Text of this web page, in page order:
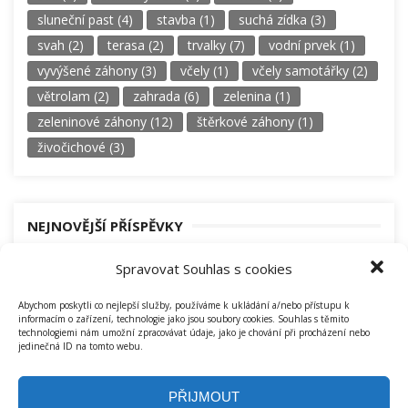
Spravovat Souhlas s cookies
Abychom poskytli co nejlepší služby, používáme k ukládání a/nebo přístupu k
informacím o zařízení, technologie jako jsou soubory cookies. Souhlas s těmito
technologiemi nám umožní zpracovávat údaje, jako je chování při procházení nebo
jedinečná ID na tomto webu.
PŘIJMOUT
sluneční past (4) stavba (1) suchá zídka (3)
svah (2) terasa (2) trvalky (7) vodní prvek (1)
vyvýšené záhony (3) včely (1) včely samotářky (2)
větrolam (2) zahrada (6) zelenina (1)
zeleninové záhony (12) štěrkové záhony (1)
živočichové (3)
NEJNOVĚJŠÍ PŘÍSPĚVKY
Voňavý šeříkový čaj
Samorost
Mozaiková seč trávníků a luk